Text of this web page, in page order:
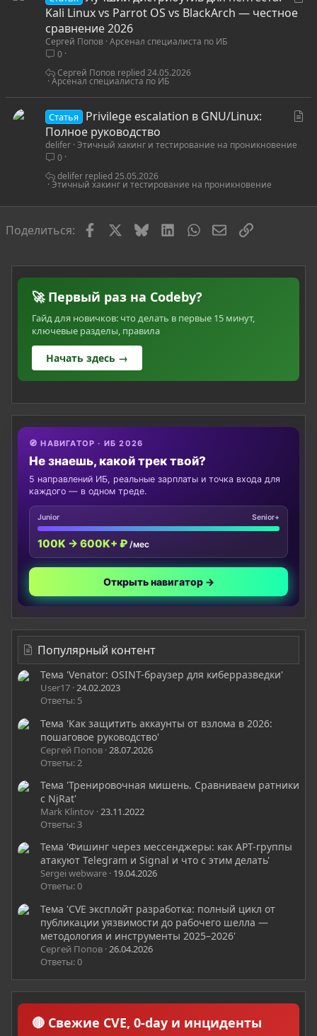
Kali Linux vs Parrot OS vs BlackArch — честное
сравнение 2026
Сергей Попов Арсенал специалиста по ИБ
0
Арсенал специалиста по ИБ
24.05.2026
Сергей Попов
Статья
Privilege escalation в GNU/Linux:
Полное руководство
delifer Этичный хакинг и тестирование на проникновение
0
Этичный хакинг и тестирование на проникновение
25.05.2026
delifer
Поделиться: FacebookBlueskyLinkedInWhatsAppЭлектронная
Ссылка
🚀 Первый раз на Codeby?
Гайд для новичков: что делать в первые 15 минут,
ключевые разделы, правила
Начать здесь →
🧭 НАВИГАТОР · ИБ 2026
Не знаешь, какой трек твой?
5 направлений ИБ, реальные зарплаты и точка входа для
каждого — в одном треде.
Junior Senior+
100K → 600K+ ₽ /мес
Открыть навигатор →
Популярный контент
Тема 'Venator: OSINT-браузер для киберразведки'
User17 24.02.2023
Ответы: 5
Тема 'Как защитить аккаунты от взлома в 2026:
пошаговое руководство'
Сергей Попов 28.07.2026
Ответы: 2
Тема 'Тренировочная мишень. Сравниваем ратники
с NjRat'
Mark Klintov 23.11.2022
Ответы: 3
Тема 'Фишинг через мессенджеры: как APT-группы
атакуют Telegram и Signal и что с этим делать'
Sergei webware 19.04.2026
Ответы: 0
Тема 'CVE эксплойт разработка: полный цикл от
публикации уязвимости до рабочего шелла —
методология и инструменты 2025–2026'
Сергей Попов 26.04.2026
Ответы: 0
🔴 Свежие CVE, 0-day и инциденты